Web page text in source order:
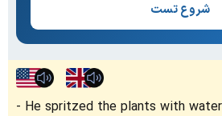
شروع تست
He spritzed the plants with